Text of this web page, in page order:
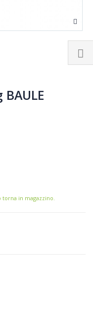
in magazzino.